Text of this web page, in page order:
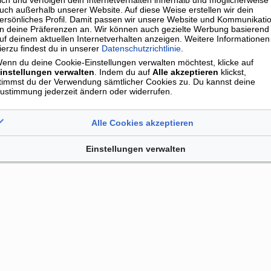
Daten (beispielsweise Name, Anschrift oder E-Mail-
Cookie-Einstellungen verwalten
außerhalb unserer Website. Auf diese Weise erstellen wir dein
Profil. Damit passen wir unsere Website und
deine Präferenzen an. Wir können auch gezielte Werbung basierend
deinem aktuellen Internetverhalten anzeigen. Weitere Informationen
findest du in unserer Datenschutzrichtlinie
du deine Cookie-Einstellungen verwalten möchtest, klicke auf
verwalten . Indem du auf Alle akzeptieren klickst,
du der Verwendung sämtlicher Cookies zu. Du kannst deine
jederzeit ändern oder widerrufen.
Alle Cookies akzeptieren
Einstellungen verwalten